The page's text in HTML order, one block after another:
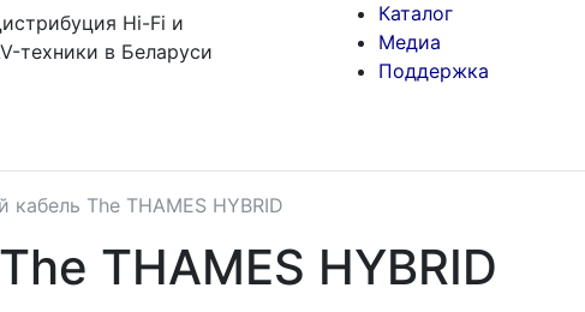
Hi-Fi и
техники в Беларуси
Каталог
Медиа
Поддержка
кабель The THAMES HYBRID
THAMES HYBRID